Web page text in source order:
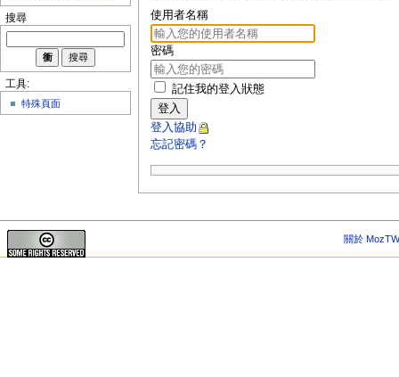
使用者名稱
密碼
記住我的登入狀態
登入
登入協助
忘記密碼？
搜尋
工具:
特殊頁面
關於